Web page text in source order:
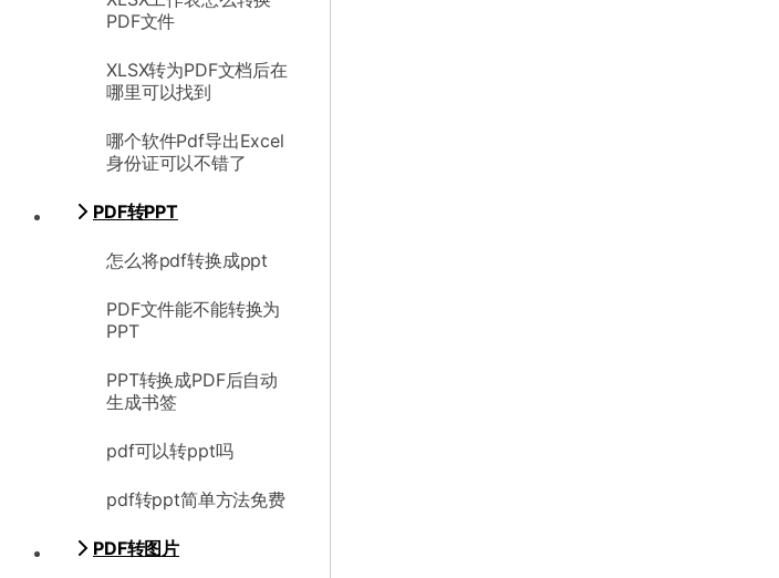
PDF文件
XLSX转为PDF文档后在
哪里可以找到
哪个软件Pdf导出Excel
身份证可以不错了
PDF转PPT
怎么将pdf转换成ppt
PDF文件能不能转换为
PPT
PPT转换成PDF后自动
生成书签
pdf可以转ppt吗
pdf转ppt简单方法免费
PDF转图片